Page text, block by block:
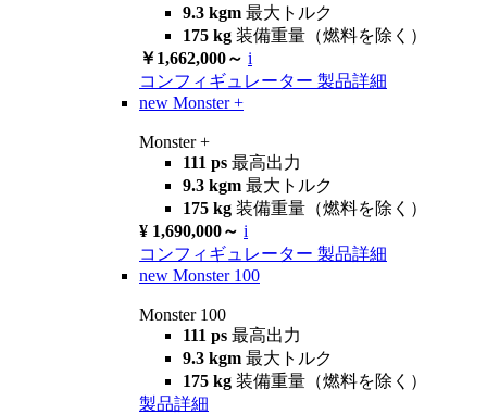
9.3 kgm 最大トルク
175 kg 装備重量（燃料を除く）
￥1,662,000～ i
コンフィギュレーター 製品詳細
new Monster +
Monster +
111 ps 最高出力
9.3 kgm 最大トルク
175 kg 装備重量（燃料を除く）
¥ 1,690,000～ i
コンフィギュレーター 製品詳細
new Monster 100
Monster 100
111 ps 最高出力
9.3 kgm 最大トルク
175 kg 装備重量（燃料を除く）
製品詳細